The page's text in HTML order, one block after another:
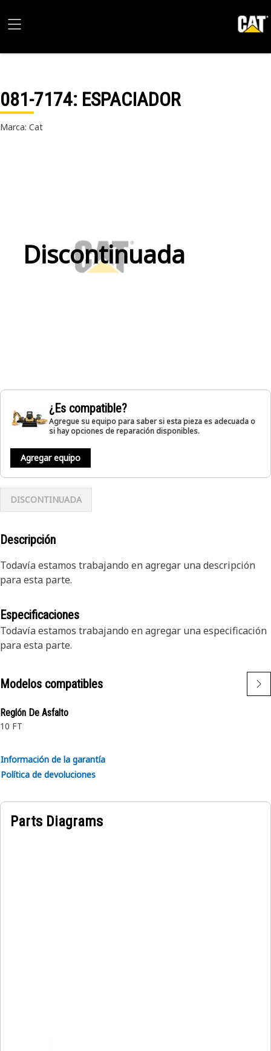
081-7174: ESPACIADOR
Marca: Cat
Discontinuada
¿Es compatible?
Agregue su equipo para saber si esta pieza es adecuada o
si hay opciones de reparación disponibles.
Agregar equipo
DISCONTINUADA
Descripción
Todavía estamos trabajando en agregar una descripción
para esta parte.
Especificaciones
Todavía estamos trabajando en agregar una especificación
para esta parte.
Modelos compatibles
Reglón De Asfalto
10 FT
Información de la garantía
Política de devoluciones
Parts Diagrams